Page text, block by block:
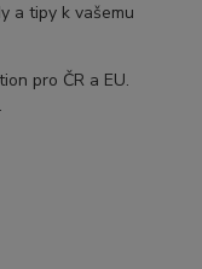
a tipy k vašemu
pro ČR a EU.